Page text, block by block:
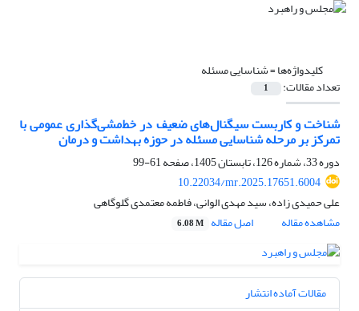
کلیدواژه‌ها =شناسایی مسئله
تعداد مقالات: 1
شناخت و کاربست سیگنال‌های ضعیف در خط‌مشی‌گذاری عمومی با
تمرکز بر مرحله شناسایی مسئله در حوزه بهداشت و درمان
دوره 33، شماره 126، تابستان 1405، صفحه
61-99
10.22034/mr.2025.17651.6004
علی حمیدی زاده، سید مهدی الوانی، فاطمه معتمدی گلوگاهی
مشاهده مقاله
اصل مقاله 6.08 M
مقالات آماده انتشار